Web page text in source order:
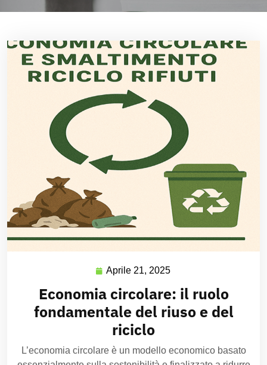
Aprile 21, 2025
Economia circolare: il ruolo
fondamentale del riuso e del
riciclo
L’economia circolare è un modello economico basato